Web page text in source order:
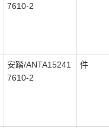
7610-2
安踏/ANTA15241
7610-2
件